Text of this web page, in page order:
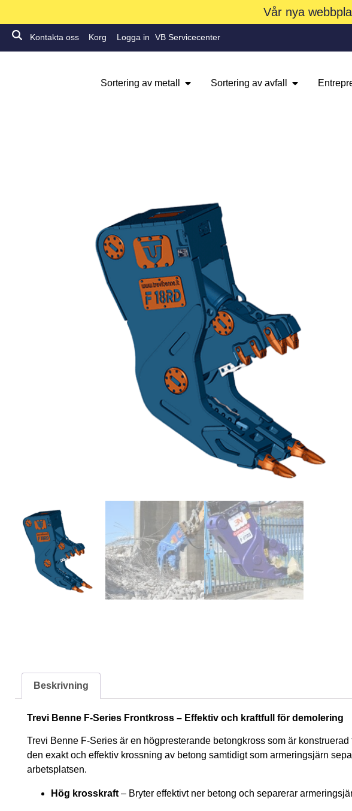
Vår nya
Kontakta oss Korg Logga in VB Servicecenter
Sortering av metall Sortering av avfall
Beskrivning
Trevi Benne F-Series Frontkross – Effektiv och kraftfull för demolering
Trevi Benne F-Series är en högpresterande betongkross som är
den exakt och effektiv krossning av betong samtidigt som armeringsjärn
arbetsplatsen.
Hög krosskraft – Bryter effektivt ner betong och separerar